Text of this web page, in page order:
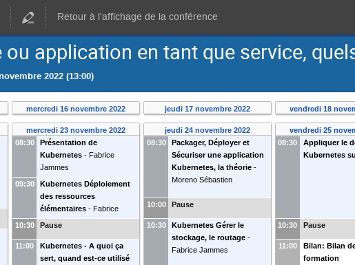
Retour à l'affichage de la conférence
application en tant que service,
2022 (13:00)
mercredi 16 novembre 2022 jeudi 17 novembre 2022 vendredi 18
mercredi 23 novembre 2022
08:30
Présentation de
Kubernetes - Fabrice
Jammes
09:30
Kubernetes Déploiement
des ressources
élémentaires - Fabrice
Jammes
10:30 Pause
11:00
Kubernetes - A quoi ça
sert, quand est-ce utilisé
jeudi 24 novembre 2022
08:30
Packager, Déployer et
Sécuriser une application
Kubernetes, la théorie -
Moreno Sébastien
10:00 Pause
10:30
Kubernetes Gérer le
stockage, le routage -
Fabrice Jammes
vendredi 25
08:30
Appliquer le
Kubernetes
10:30 Pause
11:00
Bilan: Bilan
formation